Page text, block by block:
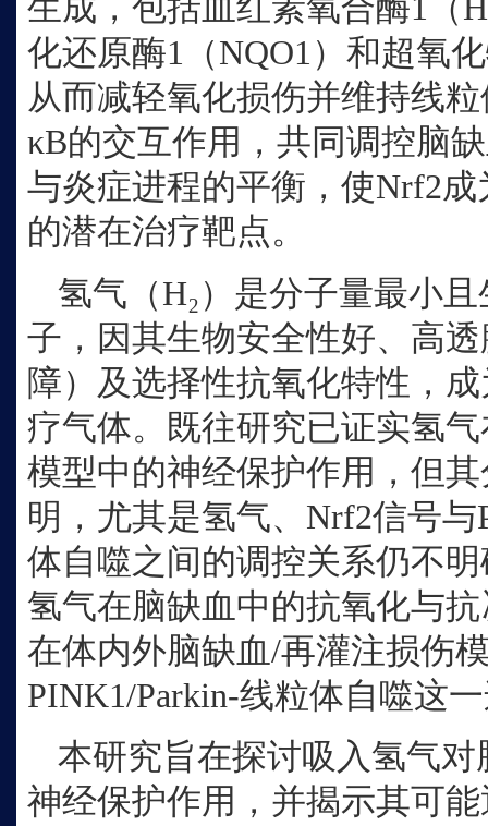
生成，包括血红素氧合酶1（
化还原酶1（NQO1）和超氧
从而减轻氧化损伤并维持线
κB的交互作用，共同调控脑
与炎症进程的平衡，使Nrf2
的潜在治疗靶点。
氢气（H₂）是分子量最小
子，因其生物安全性好、高
障）及选择性抗氧化特性，
疗气体。既往研究已证实氢
模型中的神经保护作用，但
明，尤其是氢气、Nrf2信号与
体自噬之间的调控关系仍不
氢气在脑缺血中的抗氧化与
在体内外脑缺血/再灌注损伤
PINK1/Parkin-线粒体自噬这
本研究旨在探讨吸入氢气对
神经保护作用，并揭示其可